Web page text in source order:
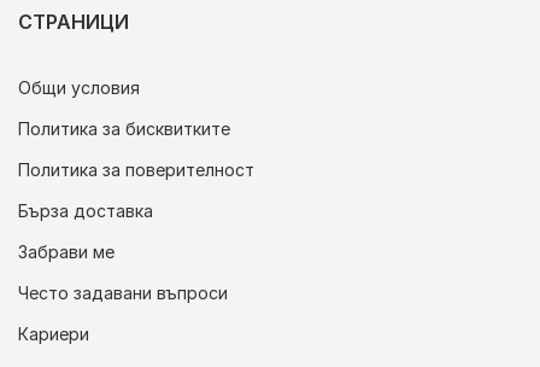
СТРАНИЦИ
Общи условия
Политика за бисквитките
Политика за поверителност
Бърза доставка
Забрави ме
Често задавани въпроси
Кариери